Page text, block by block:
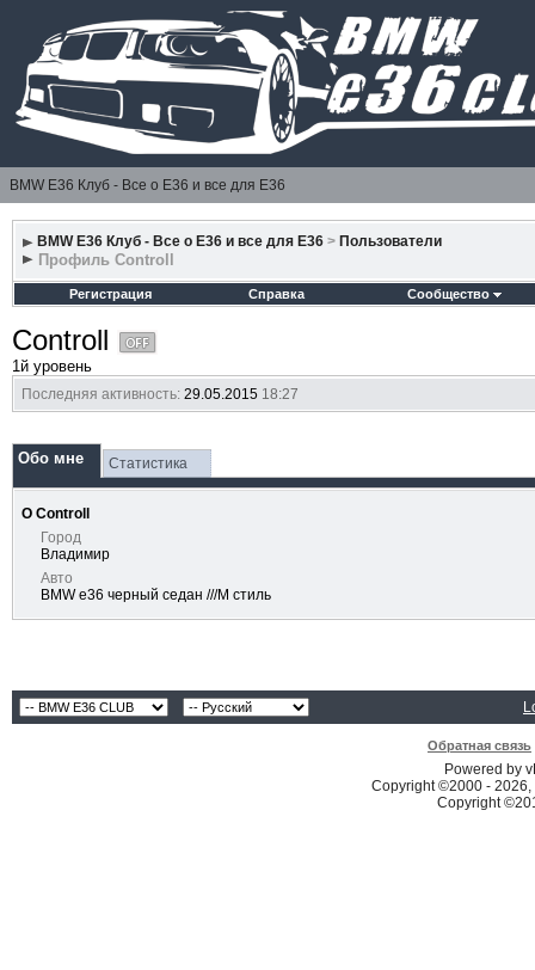
BMW E36 Клуб - Все о Е36 и все для Е36
BMW E36 Клуб - Все о Е36 и все для Е36 > Пользователи
Профиль Controll
Регистрация Справка Сообщество
Controll
1й уровень
Последняя активность:29.05.2015 18:27
Обо мне Статистика
О Controll
Город
Владимир
Авто
BMW e36 черный седан ///M стиль
Обратная связь
Powered by
Copyright ©2000 -
Copyright